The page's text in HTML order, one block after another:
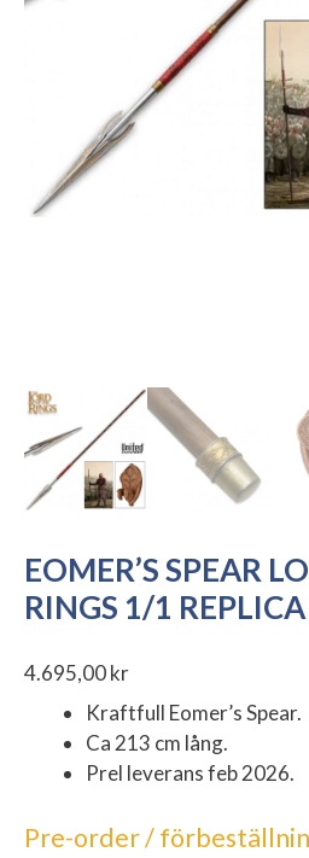
EOMER’S SPEAR
RINGS 1/1 REPLICA
4.695,00kr
Kraftfull Eomer’s Spear.
Ca 213 cm lång.
Prel leverans feb 2026.
Pre-order /